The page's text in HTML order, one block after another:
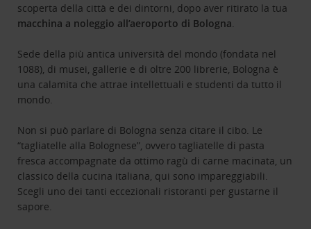
scoperta della città e dei dintorni, dopo aver ritirato la tua
macchina a noleggio all’aeroporto di Bologna
Sede della più antica università del mondo (fondata nel
1088), di musei, gallerie e di oltre 200 librerie, Bologna è
una calamita che attrae intellettuali e studenti da tutto il
mondo.
Non si può parlare di Bologna senza citare il cibo. Le
“tagliatelle alla Bolognese”, ovvero tagliatelle di pasta
fresca accompagnate da ottimo ragù di carne macinata, un
classico della cucina italiana, qui sono impareggiabili.
Scegli uno dei tanti eccezionali ristoranti per gustarne il
sapore.